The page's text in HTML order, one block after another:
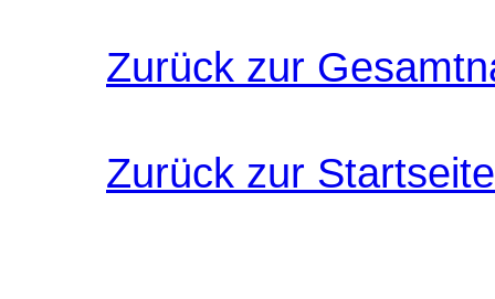
Zurück zur
Zurück zur Startseite